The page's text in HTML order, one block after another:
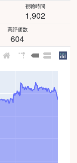
視聴時間
1,902
高評価数
604